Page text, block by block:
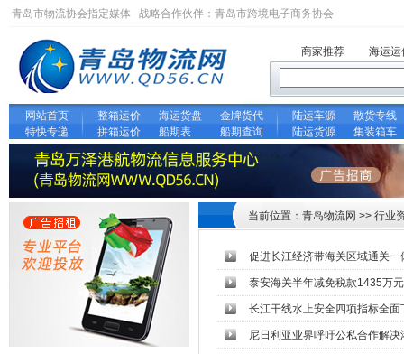
青岛市物流协会指定媒体 战略合作伙伴： 青岛市跨境电子商务协会
商家推荐 海运运
网站首页 整箱运价 海运货盘 金牌货代 陆运车源
散货专线
特快专递
拼箱运价 船期表 船期查询 陆运货源 集装箱车
当前位置：青岛物流网 >> 行业
促进长江经济带海关区域通关
泰安海关半年减免税款1435万元
长江干线水上安全四项指标全面
尼日利亚业界呼吁公私合作解